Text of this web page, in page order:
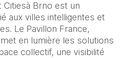
Citiesà Brno est un
aux villes intelligentes et
Le Pavillon France,
en lumière les solutions
collectif, une visibilité